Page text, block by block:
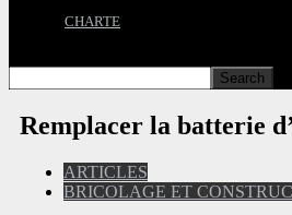
CHARTE
Remplacer la batterie
ARTICLES
BRICOLAGE ET